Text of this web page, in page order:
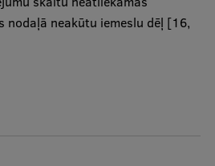
nodaļā neakūtu iemeslu dēļ [16,